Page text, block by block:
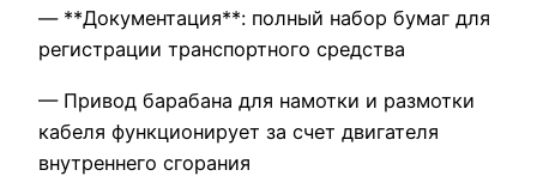
— **Документация**: полный набор бумаг для
регистрации транспортного средства
— Привод барабана для намотки и размотки
кабеля функционирует за счет двигателя
внутреннего сгорания